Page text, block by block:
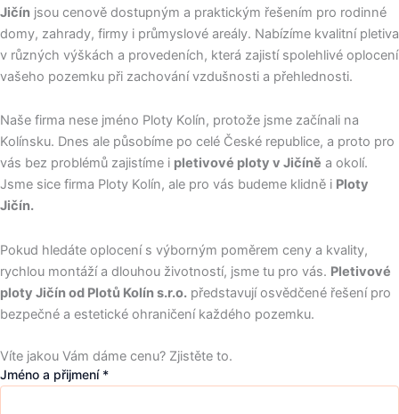
Jičín jsou cenově dostupným a praktickým řešením pro rodinné
domy, zahrady, firmy i průmyslové areály. Nabízíme kvalitní pletiva
v různých výškách a provedeních, která zajistí spolehlivé oplocení
vašeho pozemku při zachování vzdušnosti a přehlednosti.
Naše firma nese jméno Ploty Kolín, protože jsme začínali na
Kolínsku. Dnes ale působíme po celé České republice, a proto pro
vás bez problémů zajistíme i pletivové ploty v Jičíně a okolí.
Jsme sice firma Ploty Kolín, ale pro vás budeme klidně i Ploty
Jičín.
Pokud hledáte oplocení s výborným poměrem ceny a kvality,
rychlou montáží a dlouhou životností, jsme tu pro vás. Pletivové
ploty Jičín od Plotů Kolín s.r.o. představují osvědčené řešení pro
bezpečné a estetické ohraničení každého pozemku.
Víte jakou Vám dáme cenu? Zjistěte to.
Jméno a přijmení *